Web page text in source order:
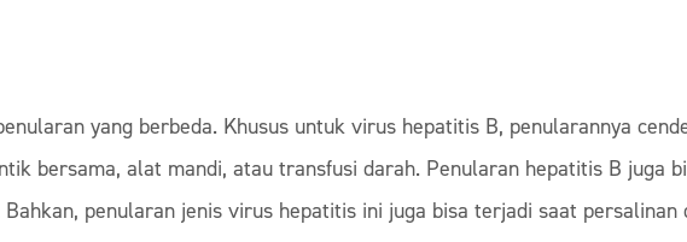
yang berbeda. Khusus untuk virus hepatitis B, penularannya
bersama, alat mandi, atau transfusi darah. Penularan hepatitis B juga
penularan jenis virus hepatitis ini juga bisa terjadi saat persalinan